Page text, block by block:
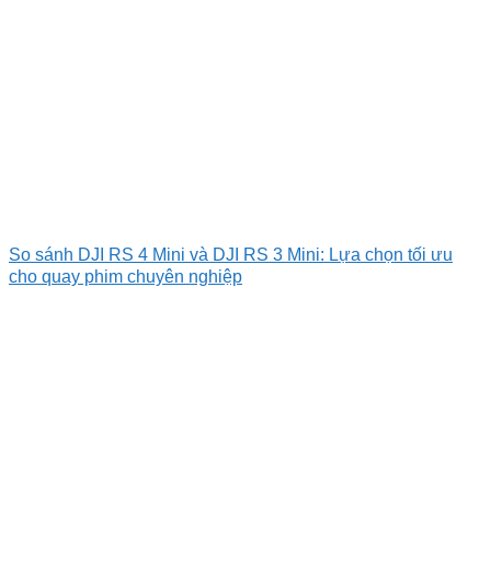
So sánh DJI RS 4 Mini và DJI RS 3 Mini: Lựa chọn tối ưu
cho quay phim chuyên nghiệp